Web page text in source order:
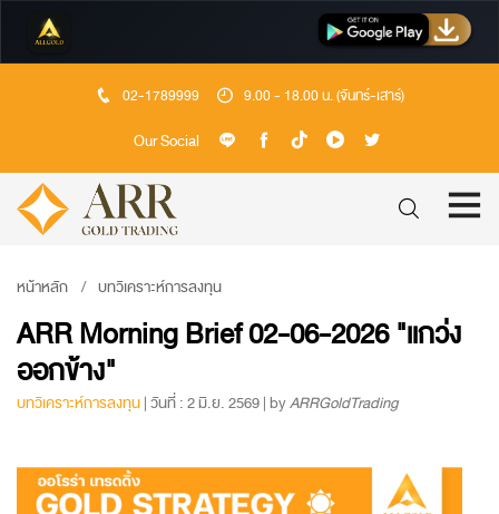
02-1789999 9.00 - 18.00 น. (จันทร์-เสาร์)
Our Social
หน้าหลัก บทวิเคราะห์การลงทุน
ARR Morning Brief 02-06-2026 "แกว่ง
ออกข้าง"
บทวิเคราะห์การลงทุน| วันที่ : 2 มิ.ย. 2569 | byARRGoldTrading